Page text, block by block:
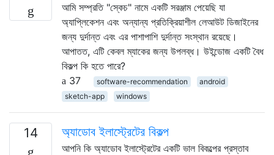
আমি সম্প্রতি "স্কেচ" নামে একটি সরঞ্জাম পেয়েছি যা
অ্যাপ্লিকেশন এবং অন্যান্য প্রতিক্রিয়াশীল লেআউট ডিজাইনের
জন্য দুর্দান্ত এবং এর পাশাপাশি দুর্দান্ত সংস্থান রয়েছে।
আপাতত, এটি কেবল ম্যাকের জন্য উপলব্ধ। উইন্ডোজ একটি বৈধ
বিকল্প কি হতে পারে?
37
software-recommendation
android
sketch-app
windows
14 অ্যাডোব ইলাস্ট্রেটের বিকল্প
আপনি কি অ্যাডোব ইলাস্ট্রেটের একটি ভাল বিকল্পের প্রস্তাব